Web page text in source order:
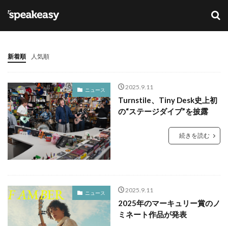
新着順 人気順
ニュース 2025.9.11
Turnstile、Tiny Desk史上初
の“ステージダイブ”を披露
続きを読む
ニュース 2025.9.11
2025年のマーキュリー賞のノ
ミネート作品が発表
カテゴリー
タグ
Lana Del Ray NFT
検索